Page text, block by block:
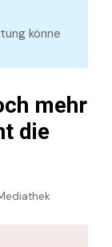
könne
mehr
die